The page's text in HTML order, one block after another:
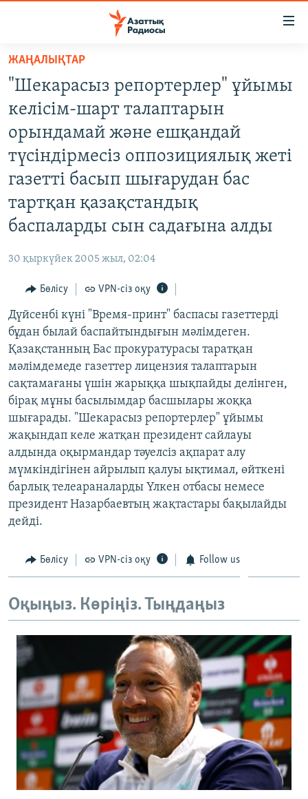
Skip
main
content
main
Navigation
Search
ЖАҢАЛЫҚТАР
ҚАҢТАР ОҚИҒАСЫ
АДАМ ҚҰҚЫҚТАРЫ
ӘЛЕУМЕТ
ӘЛЕМ
Русский
ЖАЗЫЛЫҢЫЗ
Басқа тілдерде
ЖАҢАЛЫҚТАР
"Шекарасыз репортерлер" ұйымы
келісім-шарт талаптарын
орындамай және ешқандай
түсіндірмесіз оппозициялық жеті
газетті басып шығарудан бас
тартқан қазақстандық
баспаларды сын садағына алды
30 қыркүйек 2005 жыл, 02:04
Бөлісу VPN-сіз оқу
Дүйсенбі күні "Время-принт" баспасы газеттерді
бұдан былай баспайтындығын мәлімдеген.
Қазақстанның Бас прокуратурасы таратқан
мәлімдемеде газеттер лицензия талаптарын
сақтамағаны үшін жарыққа шықпайды делінген,
бірақ мұны басылымдар басшылары жоққа
шығарады. "Шекарасыз репортерлер" ұйымы
жақындап келе жатқан президент сайлауы
алдында оқырмандар тәуелсіз ақпарат алу
мүмкіндігінен айрылып қалуы ықтимал, өйткені
барлық телеараналарды Үлкен отбасы немесе
президент Назарбаевтың жақтастары бақылайды
дейді.
Бөлісу VPN-сіз оқу Follow us
Оқыңыз. Көріңіз. Тыңдаңыз